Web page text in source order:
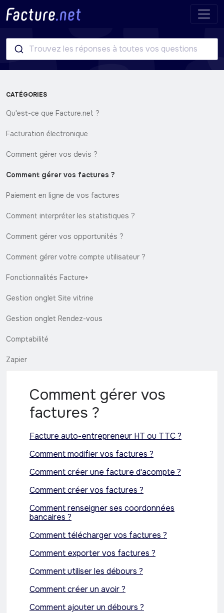
Trouvez les réponses à toutes vos questions
CATÉGORIES
Qu'est-ce que Facture.net ?
Facturation électronique
Comment gérer vos devis ?
Comment gérer vos factures ?
Paiement en ligne de vos factures
Comment interpréter les statistiques ?
Comment gérer vos opportunités ?
Comment gérer votre compte utilisateur ?
Fonctionnalités Facture+
Gestion onglet Site vitrine
Gestion onglet Rendez-vous
Comptabilité
Zapier
Comment gérer vos
factures ?
Facture auto-entrepreneur HT ou TTC ?
Comment modifier vos factures ?
Comment créer une facture d'acompte ?
Comment créer vos factures ?
Comment renseigner ses coordonnées
bancaires ?
Comment télécharger vos factures ?
Comment exporter vos factures ?
Comment utiliser les débours ?
Comment créer un avoir ?
Comment ajouter un débours ?